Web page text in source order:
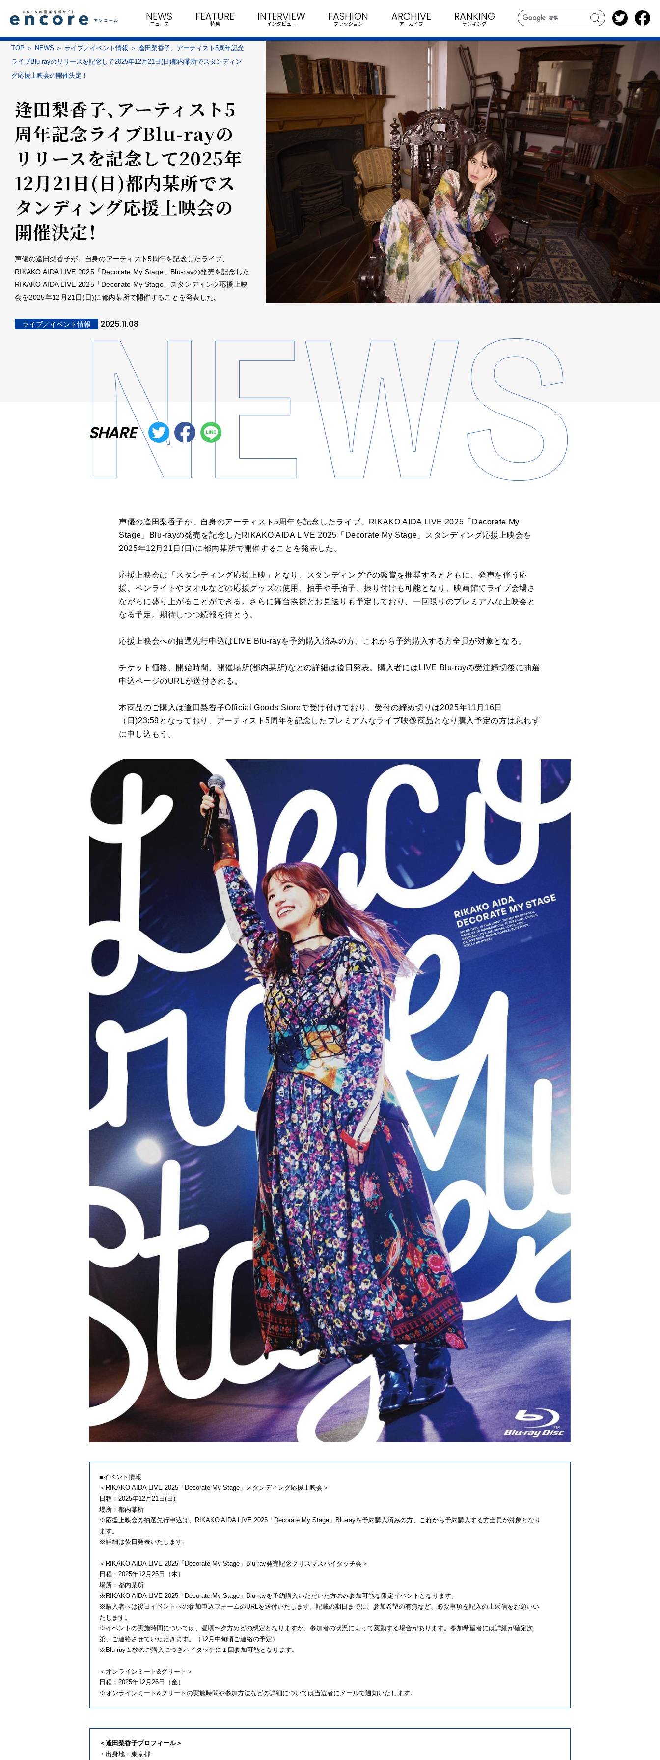
search
NEWS
ニュース
FEATURE
特集
INTERVIEW
インタビュー
FASHION
ファッション
ARCHIVE
アーカイブ
RANKING
ランキング
TOP NEWS ライブ／イベント情報
逢田梨香子、アーティスト5周年記念
ライブBlu-rayのリリースを記念して2025年12月21日(日)都内某所でスタンディン
グ応援上映会の開催決定！
逢田梨香子、アーティスト5
周年記念ライブBlu-rayの
リリースを記念して2025年
12月21日(日)都内某所でス
タンディング応援上映会の
開催決定！
声優の逢田梨香子が、自身のアーティスト5周年を記念したライブ、
RIKAKO AIDA LIVE 2025「Decorate My Stage」Blu-rayの発売を記念した
RIKAKO AIDA LIVE 2025「Decorate My Stage」スタンディング応援上映
会を2025年12月21日(日)に都内某所で開催することを発表した。
ライブ／イベント情報 2025.11.08
SHARE
声優の逢田梨香子が、自身のアーティスト5周年を記念したライブ、RIKAKO AIDA LIVE 2025「Decorate My
Stage」Blu-rayの発売を記念したRIKAKO AIDA LIVE 2025「Decorate My Stage」スタンディング応援上映会を
2025年12月21日(日)に都内某所で開催することを発表した。
応援上映会は「スタンディング応援上映」となり、スタンディングでの鑑賞を推奨するとともに、発声を伴う応
援、ペンライトやタオルなどの応援グッズの使用、拍手や手拍子、振り付けも可能となり、映画館でライブ会場さ
ながらに盛り上がることができる。さらに舞台挨拶とお見送りも予定しており、一回限りのプレミアムな上映会と
なる予定。期待しつつ続報を待とう。
応援上映会への抽選先行申込はLIVE Blu-rayを予約購入済みの方、これから予約購入する方全員が対象となる。
チケット価格、開始時間、開催場所(都内某所)などの詳細は後日発表。購入者にはLIVE Blu-rayの受注締切後に抽選
申込ページのURLが送付される。
本商品のご購入は逢田梨香子Official Goods Storeで受け付けており、受付の締め切りは2025年11月16日
（日)23:59となっており、アーティスト5周年を記念したプレミアムなライブ映像商品となり購入予定の方は忘れず
に申し込もう。
■イベント情報
＜RIKAKO AIDA LIVE 2025「Decorate My Stage」スタンディング応援上映会＞
日程：2025年12月21日(日)
場所：都内某所
※応援上映会の抽選先行申込は、RIKAKO AIDA LIVE 2025「Decorate My Stage」Blu-rayを予約購入済みの方、これから予約購入する方全員が対象となり
ます。
※詳細は後日発表いたします。
＜RIKAKO AIDA LIVE 2025「Decorate My Stage」Blu-ray発売記念クリスマスハイタッチ会＞
日程：2025年12月25日（木）
場所：都内某所
※RIKAKO AIDA LIVE 2025「Decorate My Stage」Blu-rayを予約購入いただいた方のみ参加可能な限定イベントとなります。
※購入者へは後日イベントへの参加申込フォームのURLを送付いたします。記載の期日までに、参加希望の有無など、必要事項を記入の上返信をお願いい
たします。
※イベントの実施時間については、昼頃〜夕方めどの想定となりますが、参加者の状況によって変動する場合があります。参加希望者には詳細が確定次
第、ご連絡させていただきます。（12月中旬頃ご連絡の予定）
※Blu-ray１枚のご購入につきハイタッチに１回参加可能となります。
＜オンラインミート&グリート＞
日程：2025年12月26日（金）
※オンラインミート&グリートの実施時間や参加方法などの詳細については当選者にメールで通知いたします。
＜逢田梨香子プロフィール＞
・出身地：東京都